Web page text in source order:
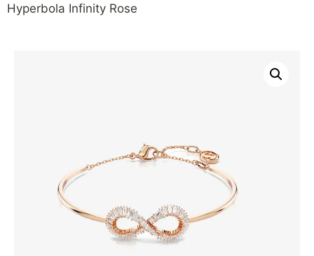
Hyperbola Infinity Rose